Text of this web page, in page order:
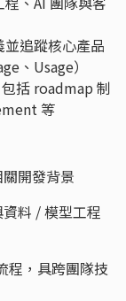
追蹤核心產品
、Usage）
括 roadmap 制
等
開發背景
料 / 模型工程
程，具跨團隊技